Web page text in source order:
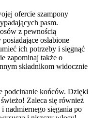
ofercie szampony
pasm.
z pewnością
osłabione
ich potrzeby i sięgnąć
zapominaj także o
składnikom widocznie
podcinanie końców. Dzięki
Zaleca się również
nadmiernego sięgania po